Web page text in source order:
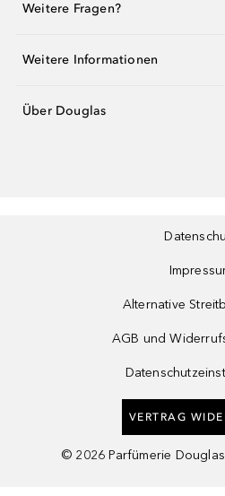
Weitere Fragen?
Weitere Informationen
Über Douglas
Alternative
AGB und
VERTRAG
© 2026 Parfümerie